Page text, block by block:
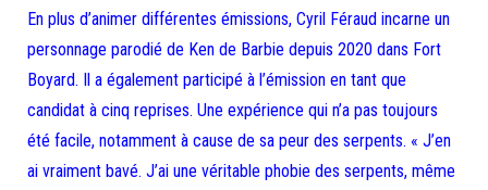
En plus d’animer différentes émissions, Cyril Féraud incarne un
personnage parodié de Ken de Barbie depuis 2020 dans Fort
Boyard. Il a également participé à l’émission en tant que
candidat à cinq reprises. Une expérience qui n’a pas toujours
été facile, notamment à cause de sa peur des serpents. « J’en
ai vraiment bavé. J’ai une véritable phobie des serpents, même